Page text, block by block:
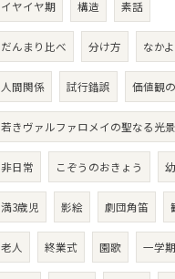
イヤイヤ期 構造 素話
だんまり比べ 分け方 なかよ
人間関係 試行錯誤 価値観
若きヴァルファロメイの聖なる光景
非日常 こぞうのおきょう
満3歳児 影絵 劇団角笛
老人 終業式 園歌 一学期